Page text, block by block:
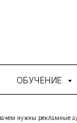
ОБУЧЕНИЕ
нужны рекламные